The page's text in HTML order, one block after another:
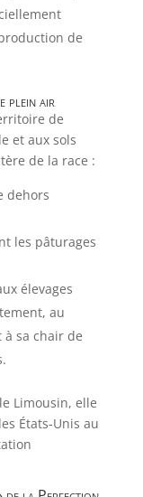
de
plein air
de
et aux sols
de la race :
dehors
les pâturages
élevages
au
sa chair de
Limousin, elle
États-Unis au